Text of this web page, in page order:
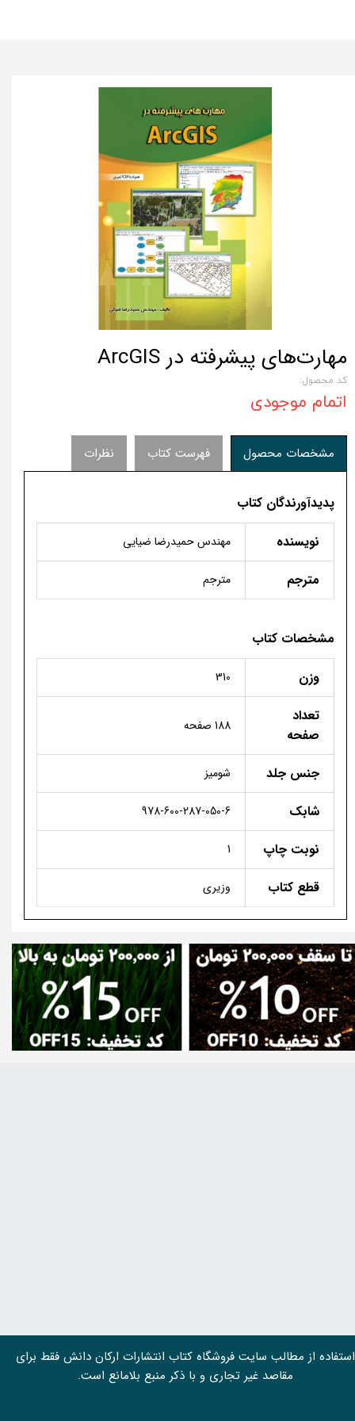
مهارت‌های پیشرفته در ArcGIS
کد محصول:
اتمام موجودی
مشخصات محصول فهرست کتاب نظرات
پدیدآورندگان کتاب
نویسنده
مهندس حمیدرضا ضیایی
مترجم مترجم
مشخصات کتاب
وزن
310
تعداد
صفحه
188 صفحه
جنس جلد شومیز
شابک 978-600-287-050-6
نوبت چاپ 1
قطع کتاب وزیری
استفاده از مطالب سايت فروشگاه کتاب انتشارات ارکان دانش فقط برای
مقاصد غیر تجاری و با ذکر منبع بلامانع است.